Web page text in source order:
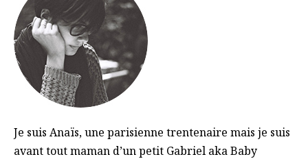
Je suis Anaïs, une parisienne trentenaire mais je suis
avant tout maman d’un petit Gabriel aka Baby